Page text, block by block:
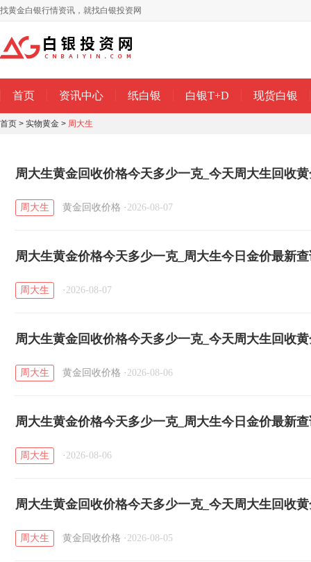
找黄金白银行情资讯，就找白银投资网
首页 资讯中心 纸白银 白银T+D 现货白银
首页 > 实物黄金 > 周大生
周大生黄金回收价格今天多少一克_今天周大生回收
日）
周大生 黄金回收价格 · 2026-08-07
周大生黄金价格今天多少一克_周大生今日金价最新
周大生 · 2026-08-07
周大生黄金回收价格今天多少一克_今天周大生回收
日）
周大生 黄金回收价格 · 2026-08-06
周大生黄金价格今天多少一克_周大生今日金价最新
周大生 · 2026-08-06
周大生黄金回收价格今天多少一克_今天周大生回收
日）
周大生 黄金回收价格 · 2026-08-05